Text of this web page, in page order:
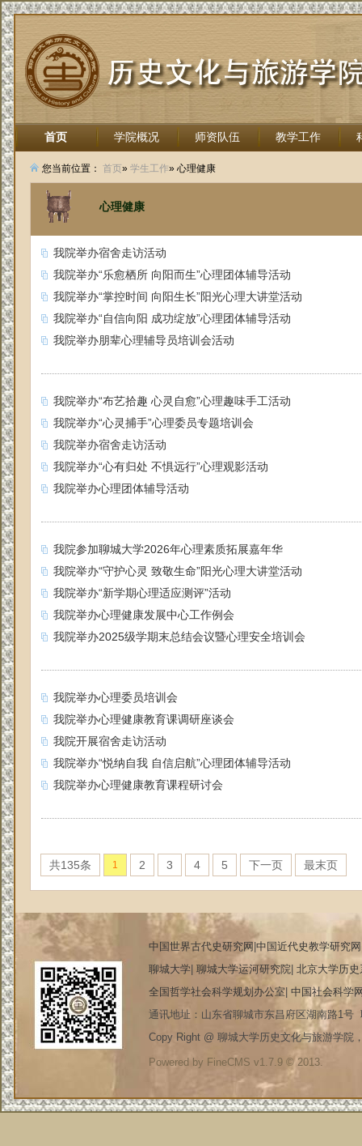
首页 学院概况 师资队伍 教学工作
招生就业
您当前位置： 首页» 学生工作» 心理健康
心理健康
我院举办宿舍走访活动
我院举办“乐愈栖所 向阳而生”心理团体辅导活动
我院举办“掌控时间 向阳生长”阳光心理大讲堂活动
我院举办“自信向阳 成功绽放”心理团体辅导活动
我院举办朋辈心理辅导员培训会活动
我院举办“布艺拾趣 心灵自愈”心理趣味手工活动
我院举办“心灵捕手”心理委员专题培训会
我院举办宿舍走访活动
我院举办“心有归处 不惧远行”心理观影活动
我院举办心理团体辅导活动
我院参加聊城大学2026年心理素质拓展嘉年华
我院举办“守护心灵 致敬生命”阳光心理大讲堂活动
我院举办“新学期心理适应测评”活动
我院举办心理健康发展中心工作例会
我院举办2025级学期末总结会议暨心理安全培训会
我院举办心理委员培训会
我院举办心理健康教育课调研座谈会
我院开展宿舍走访活动
我院举办“悦纳自我 自信启航”心理团体辅导活动
我院举办心理健康教育课程研讨会
共135条 1 2 3 4 5 下一页 最末页
中国世界古代史研究网 中国近代史教学研究网
聊城大学 聊城大学运河研究院 北京大学历史
全国哲学社会科学规划办公室 中国社会科学
通讯地址：山东省聊城市东昌府区湖南路1号
Copy Right @ 聊城大学历史文化与旅游学院
Powered by FineCMS v1.7.9 © 2013.